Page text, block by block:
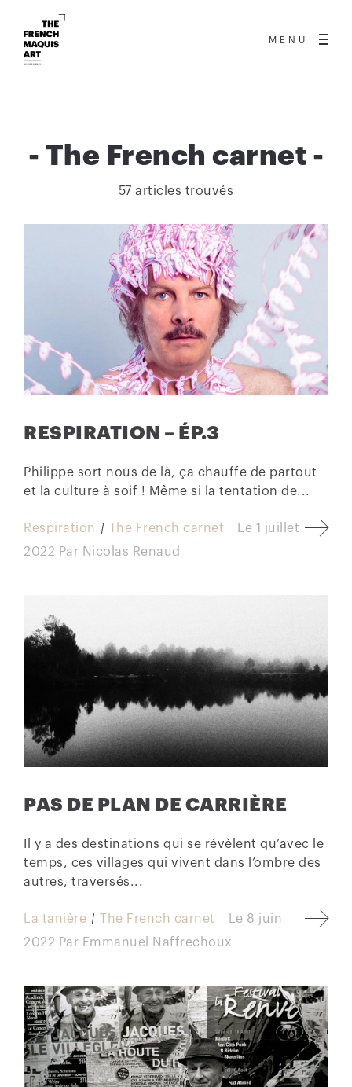
MENU
- The French carnet -
57 articles trouvés
RESPIRATION – ÉP.3
Philippe sort nous de là, ça chauffe de partout
et la culture à soif ! Même si la tentation de...
Respiration The French carnet Le 1 juillet
2022 Par Nicolas Renaud
PAS DE PLAN DE CARRIÈRE
Il y a des destinations qui se révèlent qu’avec le
temps, ces villages qui vivent dans l’ombre des
autres, traversés...
La tanière The French carnet Le 8 juin
2022 Par Emmanuel Naffrechoux